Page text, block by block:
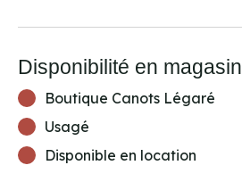
Disponibilité en magasin
Boutique Canots Légaré
Usagé
Disponible en location